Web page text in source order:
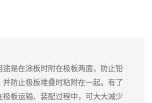
途是在涂板时附在极板两面，防止铅
并防止极板堆叠时粘附在一起。有了
极板运输、装配过程中，可大大减少